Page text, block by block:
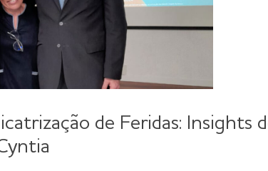
de Feridas: Insights